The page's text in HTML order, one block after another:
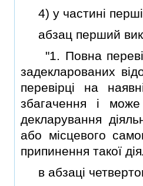
4) у частинi
абзац перший
"1. Повна
задекларованих
перевiрцi на
збагачення i
декларування
або мiсцевого
припинення такої
в абзацi